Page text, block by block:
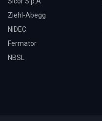
Ziehl-Abegg
NIDEC
Fermator
NBSL